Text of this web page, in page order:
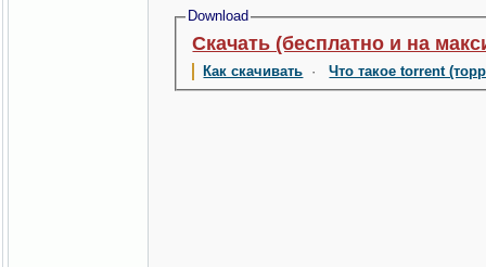
Download
Скачать (бесплатно и на
Как скачивать ·Что такое torrent